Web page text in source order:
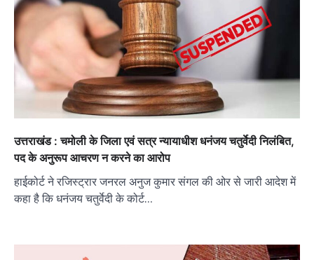
उत्तराखंड : चमोली के जिला एवं सत्र न्यायाधीश धनंजय चतुर्वेदी निलंबित,
पद के अनुरूप आचरण न करने का आरोप
हाईकोर्ट ने रजिस्ट्रार जनरल अनुज कुमार संगल की ओर से जारी आदेश में
कहा है कि धनंजय चतुर्वेदी के कोर्ट…